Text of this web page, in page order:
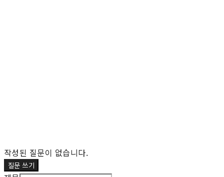
작성된 질문이 없습니다.
질문 쓰기